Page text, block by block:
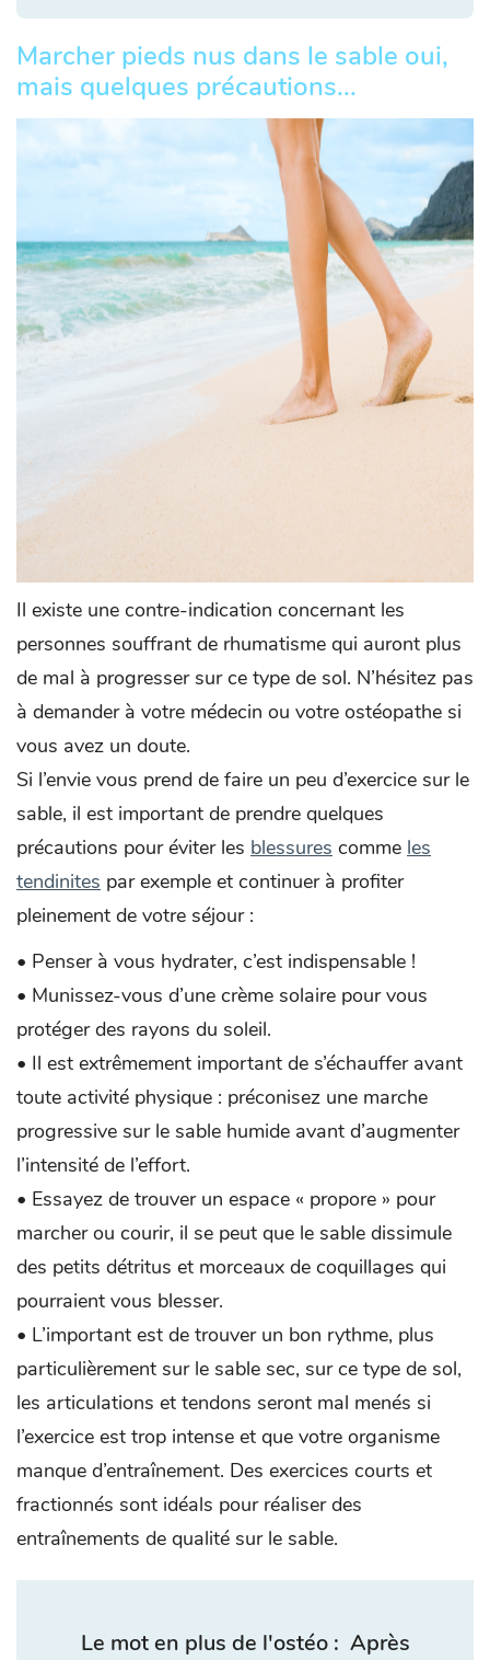
Marcher pieds nus dans le sable oui,
mais quelques précautions...
Il existe une contre-indication concernant les
personnes souffrant de rhumatisme qui auront plus
de mal à progresser sur ce type de sol. N’hésitez pas
à demander à votre médecin ou votre ostéopathe si
vous avez un doute.
Si l’envie vous prend de faire un peu d’exercice sur le
sable, il est important de prendre quelques
précautions pour éviter les blessures comme les
tendinites par exemple et continuer à profiter
pleinement de votre séjour :
• Penser à vous hydrater, c’est indispensable !
• Munissez-vous d’une crème solaire pour vous
protéger des rayons du soleil.
• Il est extrêmement important de s’échauffer avant
toute activité physique : préconisez une marche
progressive sur le sable humide avant d’augmenter
l’intensité de l’effort.
• Essayez de trouver un espace « propore » pour
marcher ou courir, il se peut que le sable dissimule
des petits détritus et morceaux de coquillages qui
pourraient vous blesser.
• L’important est de trouver un bon rythme, plus
particulièrement sur le sable sec, sur ce type de sol,
les articulations et tendons seront mal menés si
l’exercice est trop intense et que votre organisme
manque d’entraînement. Des exercices courts et
fractionnés sont idéals pour réaliser des
entraînements de qualité sur le sable.
Le mot en plus de l'ostéo : Après